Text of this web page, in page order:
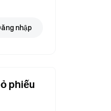
nhập
phiếu